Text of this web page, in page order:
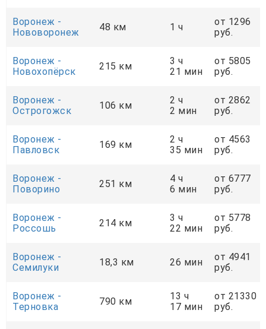
Воронеж -
Нововоронеж
48 км 1 ч
от 1296
руб.
Воронеж -
Новохопёрск
215 км
3 ч
21 мин
от 5805
руб.
Воронеж -
Острогожск
106 км
2 ч
2 мин
от 2862
руб.
Воронеж -
Павловск
169 км
2 ч
35 мин
от 4563
руб.
Воронеж -
Поворино
251 км
4 ч
6 мин
от 6777
руб.
Воронеж -
Россошь
214 км
3 ч
22 мин
от 5778
руб.
Воронеж -
Семилуки
18,3 км 26 мин
от 4941
руб.
Воронеж -
Терновка
790 км
13 ч
17 мин
от 21330
руб.